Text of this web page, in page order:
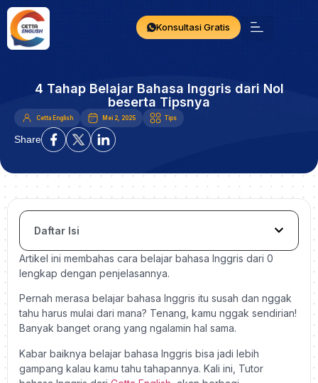
Konsultasi Gratis
4 Tahap Belajar Bahasa Inggris dari Nol
beserta Tipsnya
Cetta English Mei 2, 2025 Tips
Share
Daftar Isi
Artikel ini membahas cara belajar bahasa Inggris dari 0
lengkap dengan penjelasannya.
Pernah merasa belajar bahasa Inggris itu susah dan nggak
tahu harus mulai dari mana? Tenang, kamu nggak sendirian!
Banyak banget orang yang ngalamin hal sama.
Kabar baiknya belajar bahasa Inggris bisa jadi lebih
gampang kalau kamu tahu tahapannya. Kali ini, Tutor